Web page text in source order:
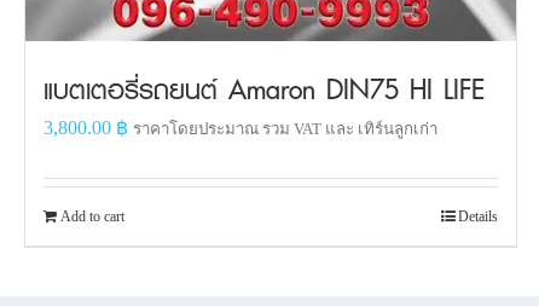
แบตเตอรี่รถยนต์ Amaron DIN75 HI LIFE
3,800.00 ฿ ราคาโดยประมาณ รวม VAT และ เทิร์นลูกเก่า
Add to cart Details